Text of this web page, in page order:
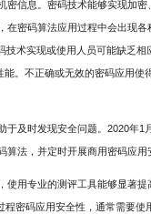
信息。密码技术能够实现加密
密码算法应用过程中会出现
术实现或使用人员可能缺乏相
。不正确或无效的密码应用使
及时发现安全问题。2020年1
法，并定时开展商用密码应用
用专业的测评工具能够显著
密码应用安全性，通常需要使